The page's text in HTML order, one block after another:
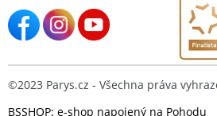
©2023 Parys.cz - Všechna práva
BSSHOP: e-shop napojený na Pohodu